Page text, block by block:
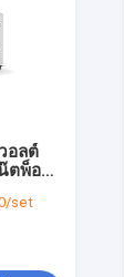
อลต์
ตพ็อต
set